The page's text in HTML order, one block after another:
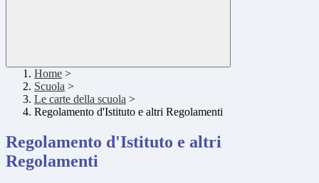
Home >
Scuola >
Le carte della scuola >
Regolamento d'Istituto e altri Regolamenti
Regolamento d'Istituto e altri
Regolamenti